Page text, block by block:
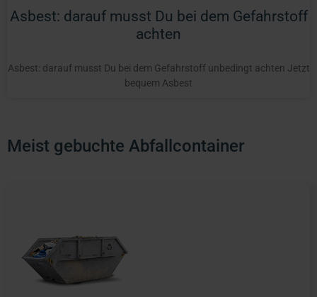
Asbest: darauf musst Du bei dem Gefahrstoff
achten
Asbest: darauf musst Du bei dem Gefahrstoff unbedingt achten Jetzt
bequem Asbest
Meist gebuchte Abfallcontainer